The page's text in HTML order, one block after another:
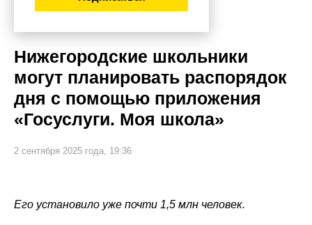
Нижегородские школьники
могут планировать распорядок
дня с помощью приложения
«Госуслуги. Моя школа»
2 сентября 2025 года, 19:36
Его установило уже почти 1,5 млн человек.